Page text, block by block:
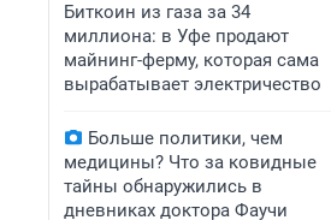
Биткоин из газа за 34
миллиона: в Уфе продают
майнинг-ферму, которая сама
вырабатывает электричество
Больше политики, чем
медицины? Что за ковидные
тайны обнаружились в
дневниках доктора Фаучи